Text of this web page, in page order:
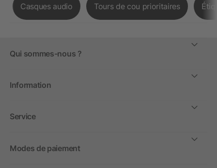
Casques audio Tours de cou prioritaires
Qui sommes-nous ?
Information
Service
Modes de paiement